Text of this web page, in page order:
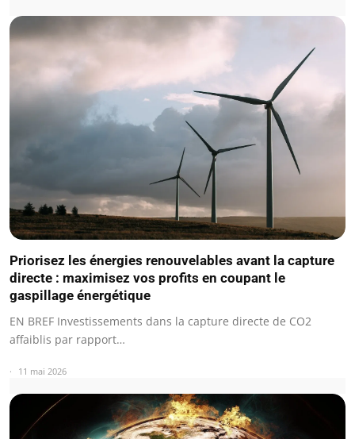
Priorisez les énergies renouvelables avant la capture
directe : maximisez vos profits en coupant le
gaspillage énergétique
EN BREF Investissements dans la capture directe de CO2
affaiblis par rapport…
11 mai 2026